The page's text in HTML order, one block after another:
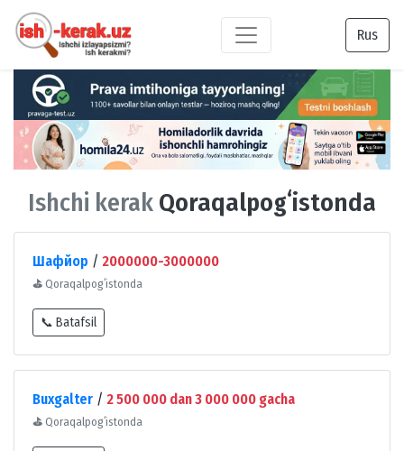
Rus
Ishchi kerak Qoraqalpogʻistonda
Шафйор / 2000000-3000000
⛳ Qoraqalpogʻistonda
📞 Batafsil
Buxgalter / 2 500 000 dan 3 000 000 gacha
⛳ Qoraqalpogʻistonda